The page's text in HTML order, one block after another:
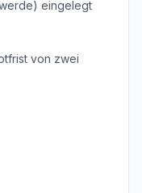
eingelegt
von zwei